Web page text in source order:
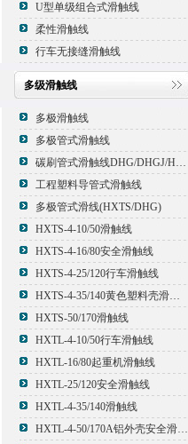
U型单级组合式滑触线
柔性滑触线
行车无接缝滑触线
多级滑触线
多极滑触线
多极管式滑触线
碳刷管式滑触线DHG/DHGJ/HXTL/HXTS-4
工程塑料导管式滑触线
多极管式滑线(HXTS/DHG)
HXTS-4-10/50滑触线
HXTS-4-16/80安全滑触线
HXTS-4-25/120行车滑触线
HXTS-4-35/140黄色塑料壳滑触线
HXTS-50/170滑触线
HXTL-4-10/50行车滑触线
HXTL-16/80起重机滑触线
HXTL-25/120安全滑触线
HXTL-4-35/140滑触线
HXTL-4-50/170A铝外壳安全滑触线